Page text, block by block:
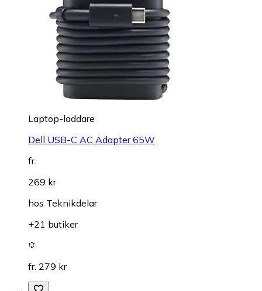
Laptop-laddare
Dell USB-C AC Adapter 65W
fr.
269 kr
hos Teknikdelar
+21 butiker
fr. 279 kr